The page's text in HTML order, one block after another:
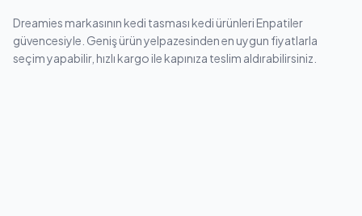
Dreamies markasının kedi tasması kedi ürünleri Enpatiler
güvencesiyle. Geniş ürün yelpazesinden en uygun fiyatlarla
seçim yapabilir, hızlı kargo ile kapınıza teslim aldırabilirsiniz.